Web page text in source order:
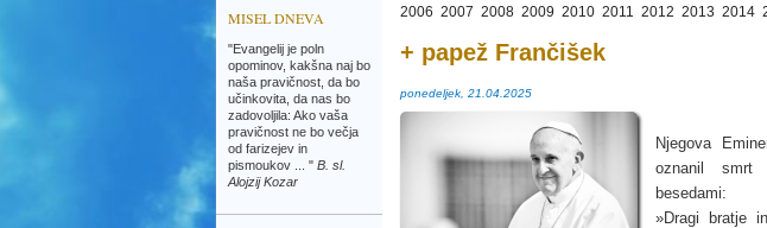
MISEL DNEVA
"Evangelij je poln
opominov, kakšna naj bo
naša pravičnost, da bo
učinkovita, da nas bo
zadovoljila: Ako vaša
pravičnost ne bo večja
od farizejev in
pismoukov ... " B. sl.
Alojzij Kozar
2006 2007 2008 2009 2010 2011 2012 2013 2014
+ papež Frančišek
ponedeljek, 21.04.2025
Njegova
oznanil smrt
besedami:
»Dragi bratje